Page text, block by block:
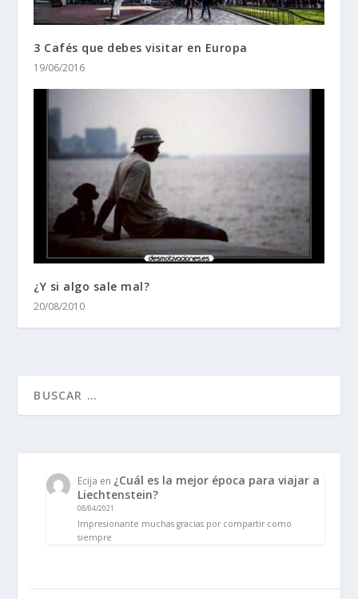
3 Cafés que debes visitar en Europa
19/06/2016
¿Y si algo sale mal?
20/08/2010
Ecija en ¿Cuál es la mejor época para viajar a
Liechtenstein?
08/04/2021
Impresionante muchas gracias por compartir como
siempre